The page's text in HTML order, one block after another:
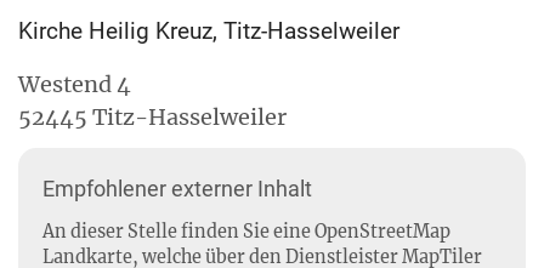
Kirche Heilig Kreuz, Titz-Hasselweiler
Westend 4
52445 Titz-Hasselweiler
Empfohlener externer Inhalt
An dieser Stelle finden Sie eine OpenStreetMap
Landkarte, welche über den Dienstleister MapTiler